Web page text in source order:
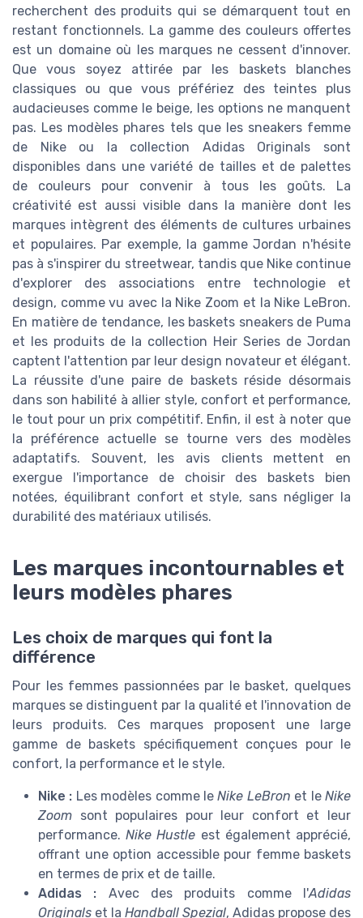
recherchent des produits qui se démarquent tout en
restant fonctionnels. La gamme des couleurs offertes
est un domaine où les marques ne cessent d'innover.
Que vous soyez attirée par les baskets blanches
classiques ou que vous préfériez des teintes plus
audacieuses comme le beige, les options ne manquent
pas. Les modèles phares tels que les sneakers femme
de Nike ou la collection Adidas Originals sont
disponibles dans une variété de tailles et de palettes
de couleurs pour convenir à tous les goûts. La
créativité est aussi visible dans la manière dont les
marques intègrent des éléments de cultures urbaines
et populaires. Par exemple, la gamme Jordan n'hésite
pas à s'inspirer du streetwear, tandis que Nike continue
d'explorer des associations entre technologie et
design, comme vu avec la Nike Zoom et la Nike LeBron.
En matière de tendance, les baskets sneakers de Puma
et les produits de la collection Heir Series de Jordan
captent l'attention par leur design novateur et élégant.
La réussite d'une paire de baskets réside désormais
dans son habilité à allier style, confort et performance,
le tout pour un prix compétitif. Enfin, il est à noter que
la préférence actuelle se tourne vers des modèles
adaptatifs. Souvent, les avis clients mettent en
exergue l'importance de choisir des baskets bien
notées, équilibrant confort et style, sans négliger la
durabilité des matériaux utilisés.
Les marques incontournables et
leurs modèles phares
Les choix de marques qui font la
différence
Pour les femmes passionnées par le basket, quelques
marques se distinguent par la qualité et l'innovation de
leurs produits. Ces marques proposent une large
gamme de baskets spécifiquement conçues pour le
confort, la performance et le style.
Nike : Les modèles comme leNike LeBron et leNike
Zoom sont populaires pour leur confort et leur
performance.Nike Hustle est également apprécié,
offrant une option accessible pour femme baskets
en termes de prix et de taille.
Adidas : Avec des produits comme l'Adidas
Originals et la Handball Spezial, Adidas propose des